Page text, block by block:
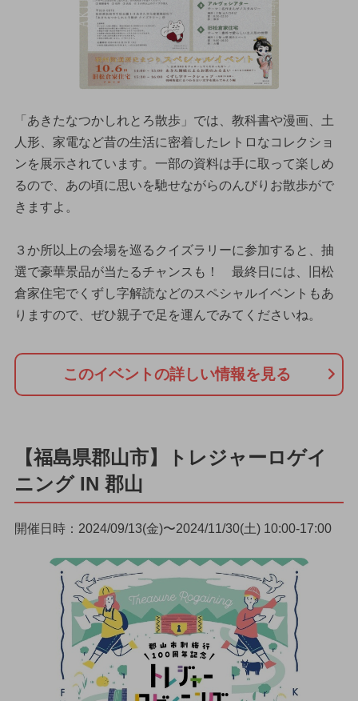
「あきたなつかしれとろ散歩」では、教科書や漫画、土
人形、家電など昔の生活に密着したレトロなコレクショ
ンを展示されています。一部の資料は手に取って楽しめ
るので、あの頃に思いを馳せながらのんびりお散歩がで
きますよ。
３か所以上の会場を巡るクイズラリーに参加すると、抽
選で豪華景品が当たるチャンスも！ 最終日には、旧松
倉家住宅でくずし字解読などのスペシャルイベントもあ
りますので、ぜひ親子で足を運んでみてくださいね。
このイベントの詳しい情報を見る
【福島県郡山市】トレジャーロゲイ
ニング IN 郡山
開催日時：2024/09/13(金)〜2024/11/30(土) 10:00-17:00